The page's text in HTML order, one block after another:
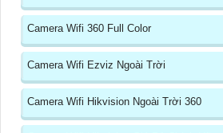
Camera Wifi 360 Full Color
Camera Wifi Ezviz Ngoài Trời
Camera Wifi Hikvision Ngoài Trời 360